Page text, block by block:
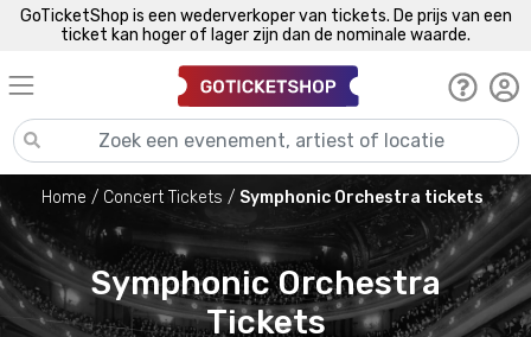
GoTicketShop is een wederverkoper van tickets. De prijs van een
ticket kan hoger of lager zijn dan de nominale waarde.
Home Concert Tickets Symphonic Orchestra tickets
Symphonic Orchestra
Tickets